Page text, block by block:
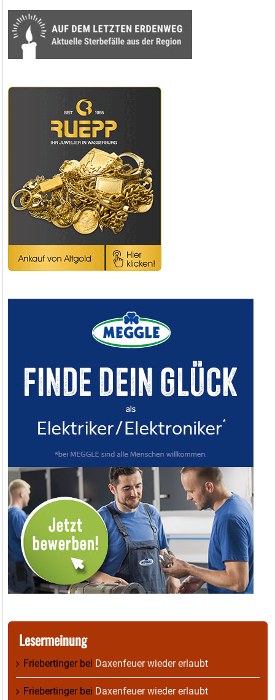
Lesermeinung
Friebertingerbei Daxenfeuer wieder erlaubt
Friebertingerbei Daxenfeuer wieder erlaubt